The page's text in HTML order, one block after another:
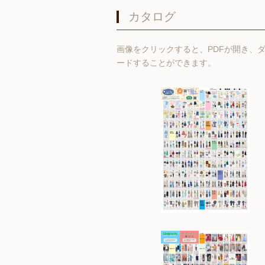
カタログ
画像をクリックすると、PDFが開き、
ードすることができます。